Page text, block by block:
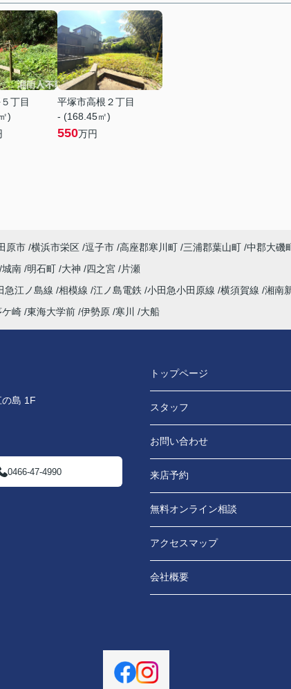
丁目
)
平塚市高根２丁目
- (168.45㎡)
550万円
原市 横浜市栄区 逗子市 高座郡寒川町 三浦郡葉山町 中郡大磯
城南 明石町 大神 四之宮
片瀬
急江ノ島線 相模線 江ノ島電鉄 小田急小田原線 横須賀線 湘南
ケ崎 東海大学前 伊勢原 寒川 大船
島 1F
0466-47-4990
トップページ
スタッフ
お問い合わせ
来店予約
無料オンライン相談
アクセスマップ
会社概要